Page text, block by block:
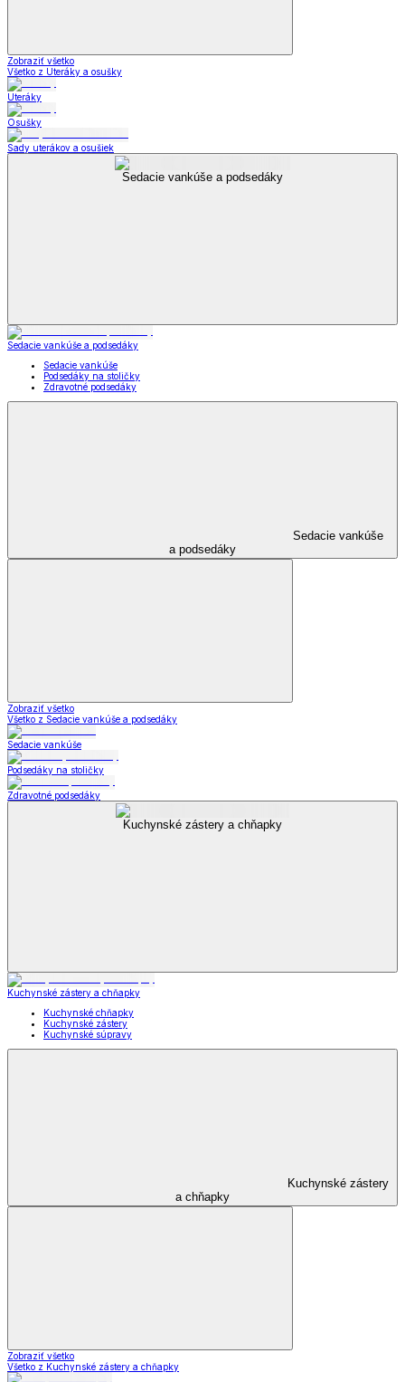
Zobraziť všetko
Všetko z Uteráky a osušky
Uteráky
Osušky
Sady uterákov a osušiek
Sedacie vankúše a podsedáky
Sedacie vankúše a podsedáky
Sedacie vankúše
Podsedáky na stoličky
Zdravotné podsedáky
Sedacie vankúše
a podsedáky
Zobraziť všetko
Všetko z Sedacie vankúše a podsedáky
Sedacie vankúše
Podsedáky na stoličky
Zdravotné podsedáky
Kuchynské zástery a chňapky
Kuchynské zástery a chňapky
Kuchynské chňapky
Kuchynské zástery
Kuchynské súpravy
Kuchynské zástery
a chňapky
Zobraziť všetko
Všetko z Kuchynské zástery a chňapky